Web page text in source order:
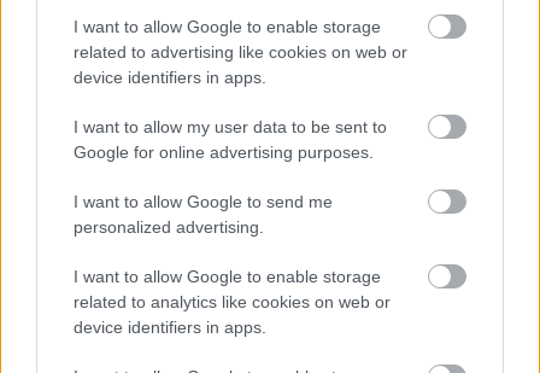
I want to allow Google to enable storage
related to advertising like cookies on web or
device identifiers in apps.
I want to allow my user data to be sent to
Google for online advertising purposes.
I want to allow Google to send me
personalized advertising.
I want to allow Google to enable storage
related to analytics like cookies on web or
device identifiers in apps.
A legromlottabak a magyar fociban a sport vezetők
.Akik jól megszedték magukat mialatt a foci lezülött.
De én soha semmire nem becsültem azokat a
játékosokat akik rendszeresen piáltak aktív játékos
korukban , még akkor sem ha abban a csapatban
játszott amelyiknek szurkoltam
A Szlezák Zoli (tudom nem volt egy penge)Nb1 -ben
csak nálunk játszott ő pl.: a családjával jött ki egy-
egy hoki meccsre nem az ivó cimboráival.
Flori hű bajtársa a Véber Gyuri (az elkényeztetett
magyar zseni egyik minta példánya)a másik akit